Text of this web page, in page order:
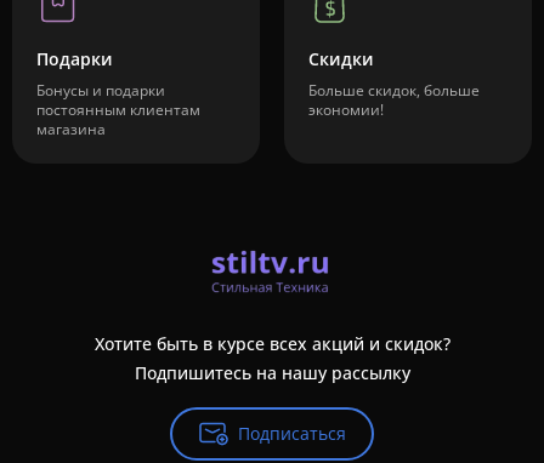
Подарки
Бонусы и подарки
постоянным клиентам
магазина
Скидки
Больше скидок, больше
экономии!
Хотите быть в курсе всех акций и скидок?
Подпишитесь на нашу рассылку
Подписаться